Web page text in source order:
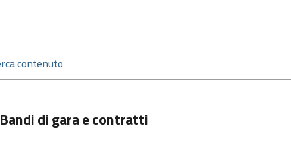
Bandi di gara e contratti